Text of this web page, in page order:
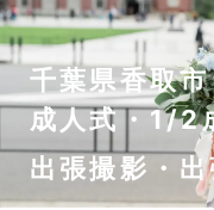
千葉県香取市
成人式・1/2
出張撮影・